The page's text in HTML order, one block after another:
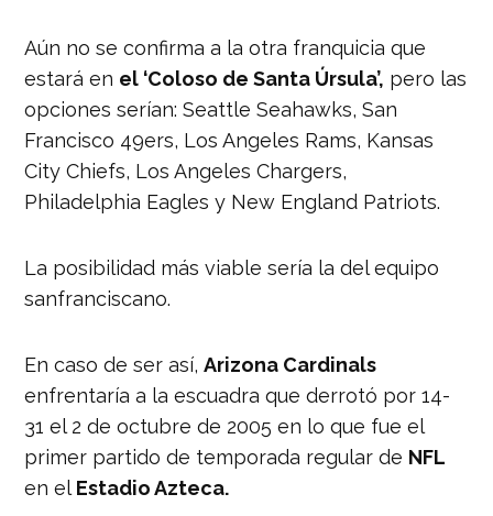
February 28, 2022
Aún no se confirma a la otra franquicia que
estará en el ‘Coloso de Santa Úrsula’, pero las
opciones serían: Seattle Seahawks, San
Francisco 49ers, Los Angeles Rams, Kansas
City Chiefs, Los Angeles Chargers,
Philadelphia Eagles y New England Patriots.
La posibilidad más viable sería la del equipo
sanfranciscano.
En caso de ser así,Arizona Cardinals
enfrentaría a la escuadra que derrotó por 14-
31 el 2 de octubre de 2005 en lo que fue el
primer partido de temporada regular de NFL
en el Estadio Azteca.